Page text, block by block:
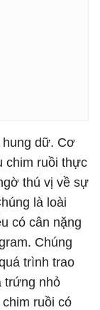
hung dữ. Cơ
chim ruồi thực
thú vị về sự
là loài
có cân nặng
Chúng
trình trao
trứng nhỏ
ruồi có